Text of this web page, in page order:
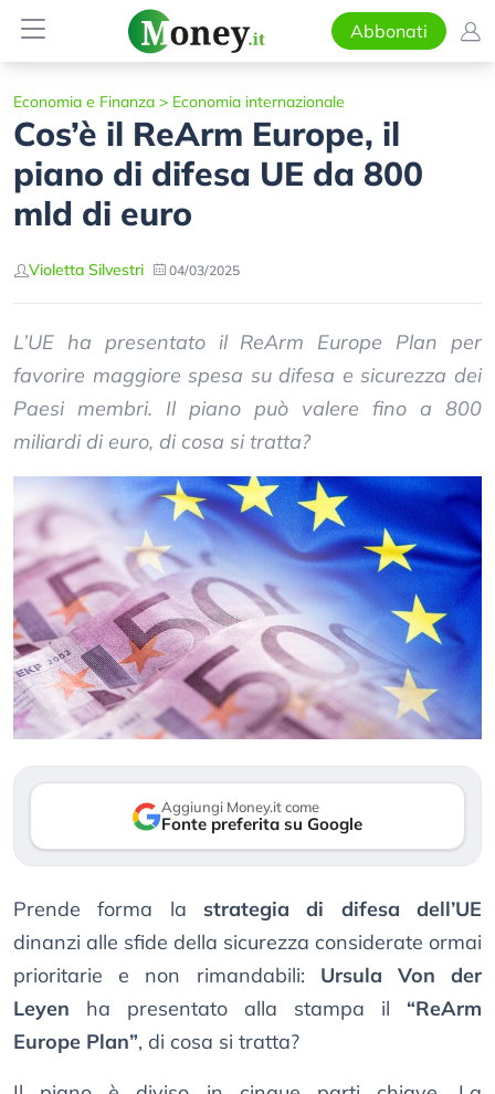
Abbonati
Economia e Finanza > Economia internazionale
Cos’è il ReArm Europe, il
piano di difesa UE da 800
mld di euro
Violetta Silvestri 04/03/2025
L’UE ha presentato il ReArm Europe Plan per
favorire maggiore spesa su difesa e sicurezza dei
Paesi membri. Il piano può valere fino a 800
miliardi di euro, di cosa si tratta?
Aggiungi Money.it come
Fonte preferita su Google
Prende forma la strategia di difesa dell’UE
dinanzi alle sfide della sicurezza considerate ormai
prioritarie e non rimandabili: Ursula Von der
Leyen ha presentato alla stampa il “ReArm
Europe Plan”, di cosa si tratta?